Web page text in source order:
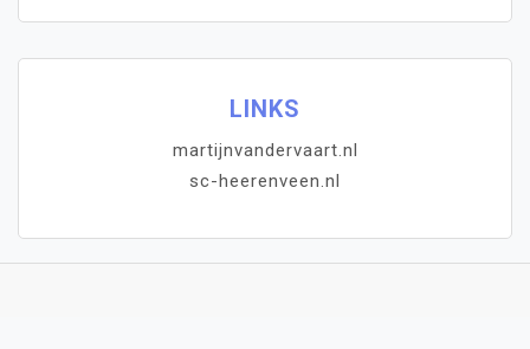
LINKS
martijnvandervaart.nl
sc-heerenveen.nl